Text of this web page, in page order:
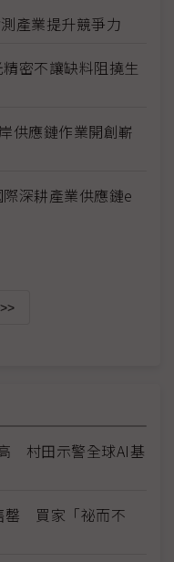
產業提升競爭力
密不讓缺料阻撓生
供應鏈作業開創嶄
深耕產業供應鏈e
>>
村田示警全球AI基
罄 買家「祕而不